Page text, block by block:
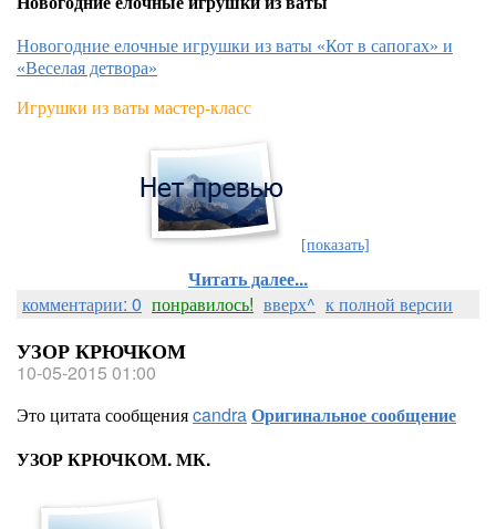
Новогодние елочные игрушки из ваты «Кот в сапогах» и
«Веселая детвора»
Игрушки из ваты мастер-класс
[показать]
Читать далее...
комментарии: 0 понравилось! вверх^ к полной версии
УЗОР КРЮЧКОМ
10-05-2015 01:00
Это цитата сообщенияcandraОригинальное сообщение
УЗОР КРЮЧКОМ. МК.